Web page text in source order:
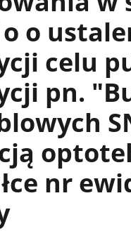
o
celu
pn.
nr